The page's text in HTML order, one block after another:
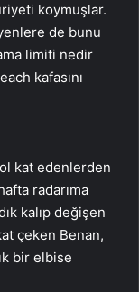
koymuşlar.
de bunu
limiti nedir
kafasını
kat edenlerden
radarıma
kalıp değişen
çeken Benan,
bir elbise